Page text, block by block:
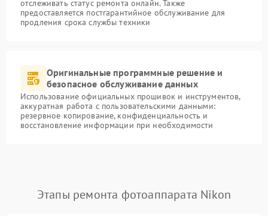
отслеживать статус ремонта онлайн. Также
предоставляется постгарантийное обслуживание для
продления срока службы техники
Оригинальные программные решение и
безопасное обслуживание данных
Использование официальных прошивок и инструментов,
аккуратная работа с пользовательскими данными:
резервное копирование, конфиденциальность и
восстановление информации при необходимости
Этапы ремонта фотоаппарата Nikon